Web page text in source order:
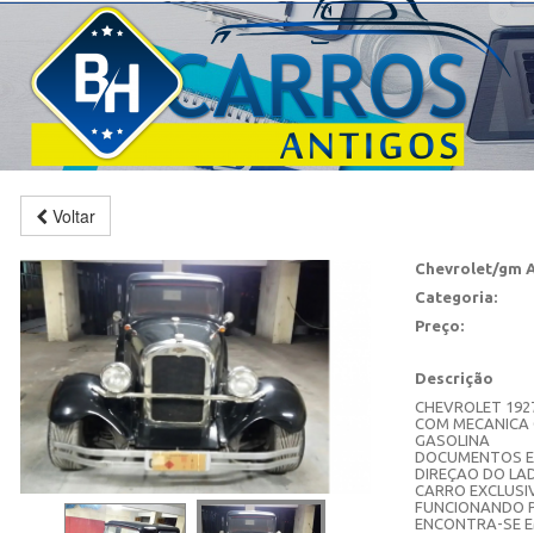
Voltar
Chevrolet/gm
Categoria:
Preço:
Descrição
CHEVROLET
COM MECANICA
GASOLINA
DOCUMENTOS
DIREÇAO DO
CARRO
FUNCIONANDO
ENCONTRA-SE